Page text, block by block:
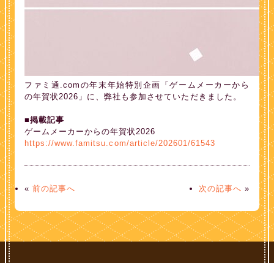
ファミ通.comの年末年始特別企画「ゲームメーカーから
の年賀状2026」に、弊社も参加させていただきました。
■掲載記事
ゲームメーカーからの年賀状2026
https://www.famitsu.com/article/202601/61543
«前の記事へ 次の記事へ »